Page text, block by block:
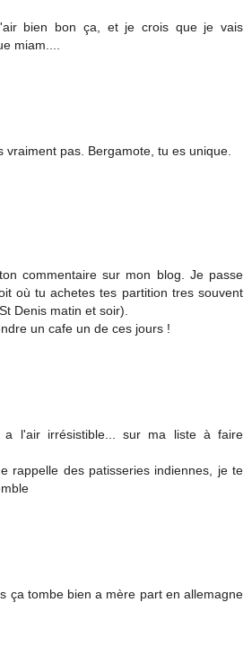
bien bon ça, et je crois que je vais
miam....
vraiment pas. Bergamote, tu es unique.
commentaire sur mon blog. Je passe
où tu achetes tes partition tres souvent
Denis matin et soir).
un cafe un de ces jours !
a l'air irrésistible... sur ma liste à faire
rappelle des patisseries indiennes, je te
ça tombe bien a mère part en allemagne